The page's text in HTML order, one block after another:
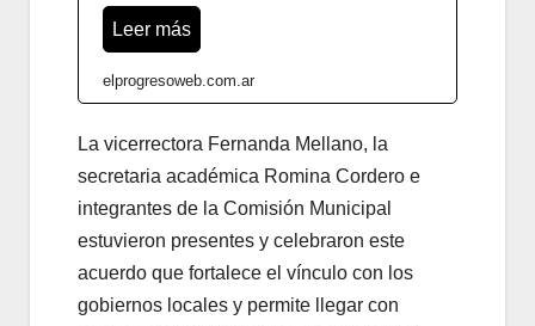
Leer más
elprogresoweb.com.ar
La vicerrectora Fernanda Mellano, la
secretaria académica Romina Cordero e
integrantes de la Comisión Municipal
estuvieron presentes y celebraron este
acuerdo que fortalece el vínculo con los
gobiernos locales y permite llegar con